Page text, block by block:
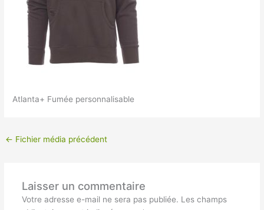
Atlanta+ Fumée personnalisable
← Fichier média précédent
Laisser un commentaire
Votre adresse e-mail ne sera pas publiée. Les champs